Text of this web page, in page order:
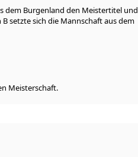
dem Burgenland den Meistertitel und
setzte sich die Mannschaft aus dem
Meisterschaft.